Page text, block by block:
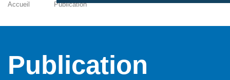
Accueil Publication
Publication